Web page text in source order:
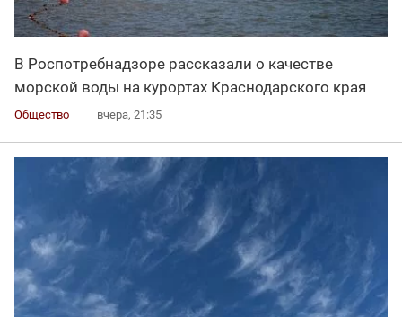
В Роспотребнадзоре рассказали о качестве
морской воды на курортах Краснодарского края
Общество вчера, 21:35